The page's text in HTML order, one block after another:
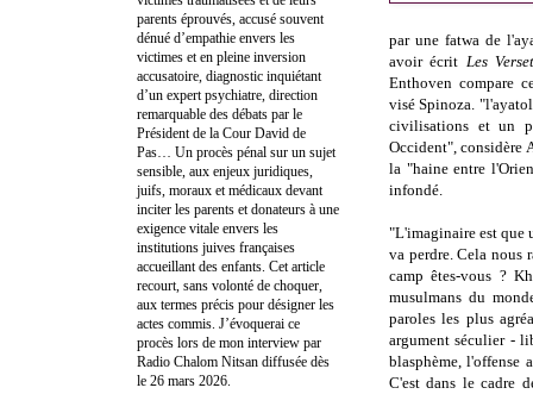
par une fatwa de
avoir écrit Les
Enthoven compare
visé Spinoza.
civilisations et un
Occident", considère
la "haine entre
infondé.
"L'imaginaire est que
va perdre. Cela nous
camp êtes-vous ?
musulmans du
paroles les plus
argument séculier -
blasphème,
C'est dans le cadre
parents éprouvés, accusé souvent
dénué d’empathie envers les
victimes et en pleine inversion
accusatoire, diagnostic inquiétant
d’un expert psychiatre, direction
remarquable des débats par le
Président de la Cour David de
Pas… Un procès pénal sur un sujet
sensible, aux enjeux juridiques,
juifs, moraux et médicaux devant
inciter les parents et donateurs à une
exigence vitale envers les
institutions juives françaises
accueillant des enfants. Cet article
recourt, sans volonté de choquer,
aux termes précis pour désigner les
actes commis. J’évoquerai ce
procès lors de mon interview par
Radio Chalom Nitsan diffusée dès
le 26 mars 2026.